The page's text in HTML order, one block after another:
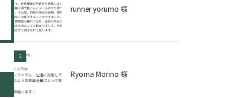
runner yorumo 様
2
Ryoma Morino 様